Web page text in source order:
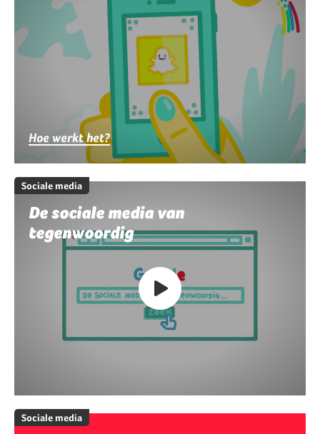
Hoe werkt het?
Sociale media
De sociale media van
tegenwoordig
Sociale media